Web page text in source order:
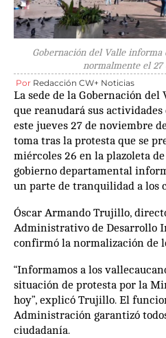
Gobernación del Valle
normalmente el 27
Por Redacción CW+ Noticias
La sede de la Gobernación
que reanudará sus
este jueves 27 de noviembre
toma tras la protesta que se
miércoles 26 en la plazoleta
gobierno departamental
un parte de tranquilidad a los
Óscar Armando Trujillo,
Administrativo de Desarrollo
confirmó la normalización de
“Informamos a los
situación de protesta por la
hoy”, explicó Trujillo. El
Administración garantizó
ciudadanía.